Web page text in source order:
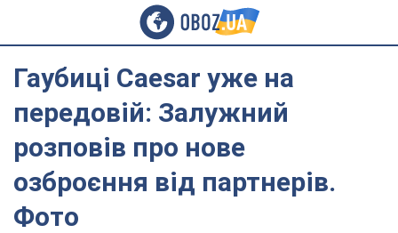
Гаубиці Caesar уже на
передовій: Залужний
розповів про нове
озброєння від партнерів.
Фото